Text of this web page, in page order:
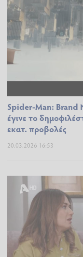
Spider-Man: Brand
έγινε το
εκατ. προβολές
20.03.2026 16:53